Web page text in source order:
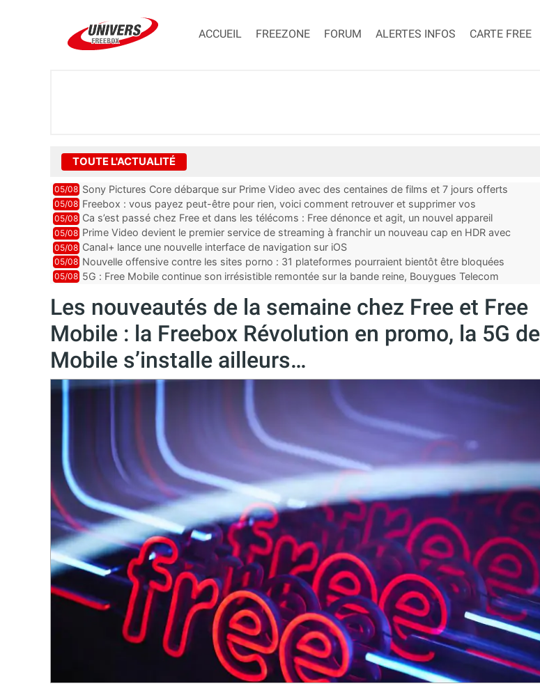
ACCUEIL FREEZONE FORUM ALERTES INFOS CARTE FREE
TOUTE L'ACTUALITÉ
05/08 Sony Pictures Core débarque sur Prime Video avec des centaines de films et 7 jours offerts
05/08 Freebox : vous payez peut-être pour rien, voici comment retrouver et supprimer vos
abonnements TV oubliés
05/08 Ca s’est passé chez Free et dans les télécoms : Free dénonce et agit, un nouvel appareil
pointe le bout de...
05/08 Prime Video devient le premier service de streaming à franchir un nouveau cap en HDR avec
ce lancement
05/08 Canal+ lance une nouvelle interface de navigation sur iOS
05/08 Nouvelle offensive contre les sites porno : 31 plateformes pourraient bientôt être bloquées
par Orange, Free, SF...
05/08 5G : Free Mobile continue son irrésistible remontée sur la bande reine, Bouygues Telecom
Les nouveautés de la semaine chez Free et Free
Mobile : la Freebox Révolution en promo, la 5G
Mobile s’installe ailleurs…